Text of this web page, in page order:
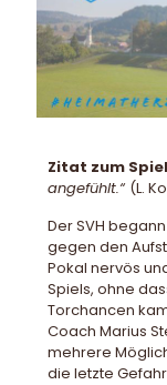
Zitat zum
angefühlt.“ (L.
Der SVH
gegen den
Pokal nervös
Spiels, ohne
Torchancen
Coach Marius
mehrere
die letzte